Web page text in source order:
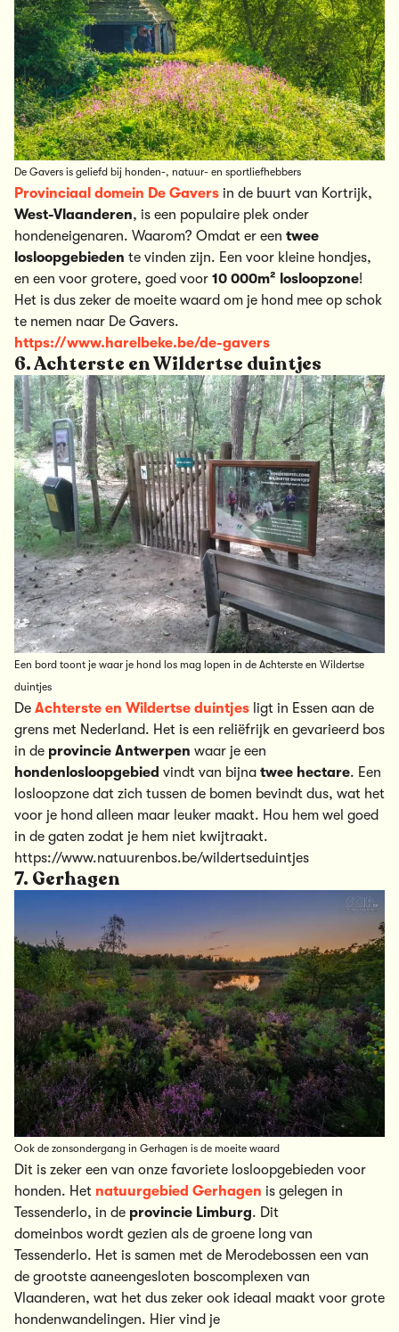
De Gavers is geliefd bij honden-, natuur- en sportliefhebbers
Provinciaal domein De Gavers in de buurt van Kortrijk,
West-Vlaanderen, is een populaire plek onder
hondeneigenaren. Waarom? Omdat er een twee
losloopgebieden te vinden zijn. Een voor kleine hondjes,
en een voor grotere, goed voor 10 000m² losloopzone!
Het is dus zeker de moeite waard om je hond mee op schok
te nemen naar De Gavers.
https://www.harelbeke.be/de-gavers
6. Achterste en Wildertse duintjes
Een bord toont je waar je hond los mag lopen in de Achterste en Wildertse
duintjes
De Achterste en Wildertse duintjes ligt in Essen aan de
grens met Nederland. Het is een reliëfrijk en gevarieerd bos
in de provincie Antwerpen waar je een
hondenlosloopgebied vindt van bijna twee hectare. Een
losloopzone dat zich tussen de bomen bevindt dus, wat het
voor je hond alleen maar leuker maakt. Hou hem wel goed
in de gaten zodat je hem niet kwijtraakt.
https://www.natuurenbos.be/wildertseduintjes
7. Gerhagen
Ook de zonsondergang in Gerhagen is de moeite waard
Dit is zeker een van onze favoriete losloopgebieden voor
honden. Het natuurgebied Gerhagen is gelegen in
Tessenderlo, in de provincie Limburg. Dit
domeinbos wordt gezien als de groene long van
Tessenderlo. Het is samen met de Merodebossen een van
de grootste aaneengesloten boscomplexen van
Vlaanderen, wat het dus zeker ook ideaal maakt voor grote
hondenwandelingen. Hier vind je